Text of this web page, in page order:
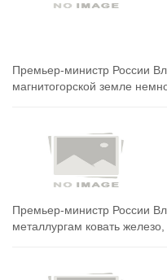
Премьер-министр России
магнитогорской земле
Премьер-министр России
металлургам ковать железо,